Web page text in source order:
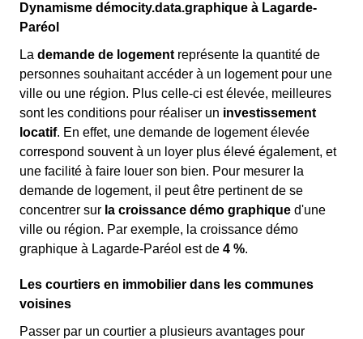
Dynamisme démocity.data.graphique à Lagarde-
Paréol
La demande de logement représente la quantité de
personnes souhaitant accéder à un logement pour une
ville ou une région. Plus celle-ci est élevée, meilleures
sont les conditions pour réaliser un investissement
locatif. En effet, une demande de logement élevée
correspond souvent à un loyer plus élevé également, et
une facilité à faire louer son bien. Pour mesurer la
demande de logement, il peut être pertinent de se
concentrer sur la croissance démo graphique d'une
ville ou région. Par exemple, la croissance démo
graphique à Lagarde-Paréol est de 4 %.
Les courtiers en immobilier dans les communes
voisines
Passer par un courtier a plusieurs avantages pour